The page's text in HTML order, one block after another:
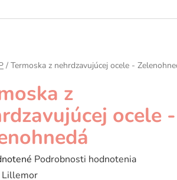
KOŠÍK
/ Termoska z nehrdzavujúcej ocele -
z
ocele -
Podrobnosti hodnotenia
Lillemor